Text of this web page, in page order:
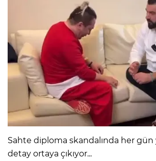
Sahte diploma skandalında her gün
detay ortaya çıkıyor...